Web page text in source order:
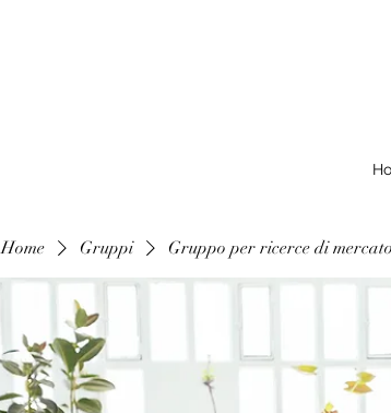
Home Gruppi Gruppo per ricerce di mercato